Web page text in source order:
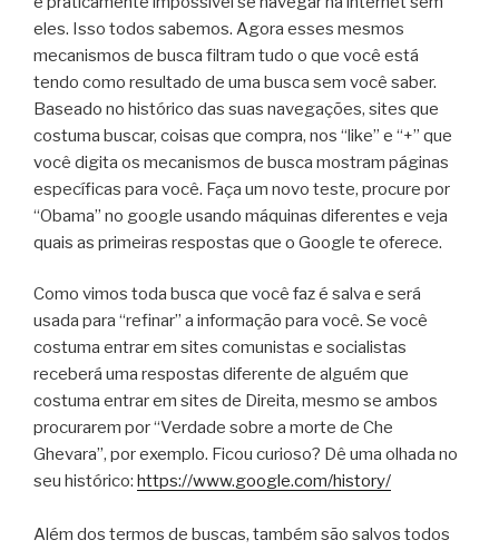
eles. Isso todos sabemos. Agora esses mesmos
mecanismos de busca filtram tudo o que você está
tendo como resultado de uma busca sem você saber.
Baseado no histórico das suas navegações, sites que
costuma buscar, coisas que compra, nos “like” e “+” que
você digita os mecanismos de busca mostram páginas
específicas para você. Faça um novo teste, procure por
“Obama” no google usando máquinas diferentes e veja
quais as primeiras respostas que o Google te oferece.
Como vimos toda busca que você faz é salva e será
usada para “refinar” a informação para você. Se você
costuma entrar em sites comunistas e socialistas
receberá uma respostas diferente de alguém que
costuma entrar em sites de Direita, mesmo se ambos
procurarem por “Verdade sobre a morte de Che
Ghevara”, por exemplo. Ficou curioso? Dê uma olhada no
seu histórico: https://www.google.com/history/
Além dos termos de buscas, também são salvos todos